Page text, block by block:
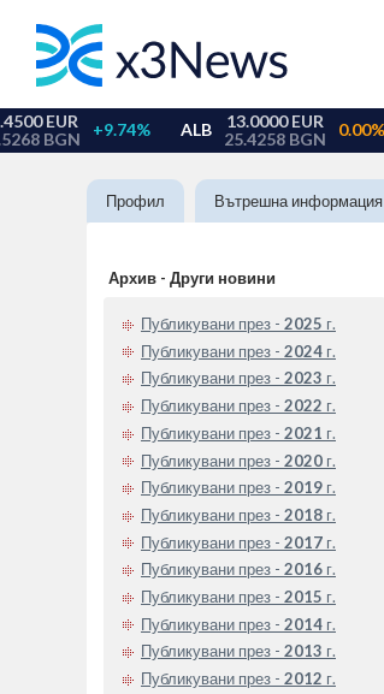
Профил Вътрешна информация
Архив - Други новини
Публикувани през - 2025 г.
Публикувани през - 2024 г.
Публикувани през - 2023 г.
Публикувани през - 2022 г.
Публикувани през - 2021 г.
Публикувани през - 2020 г.
Публикувани през - 2019 г.
Публикувани през - 2018 г.
Публикувани през - 2017 г.
Публикувани през - 2016 г.
Публикувани през - 2015 г.
Публикувани през - 2014 г.
Публикувани през - 2013 г.
Публикувани през - 2012 г.